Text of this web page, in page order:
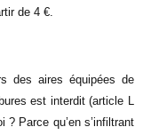
de 4 €.
des aires équipées de
est interdit (article L
? Parce qu’en s’infiltrant